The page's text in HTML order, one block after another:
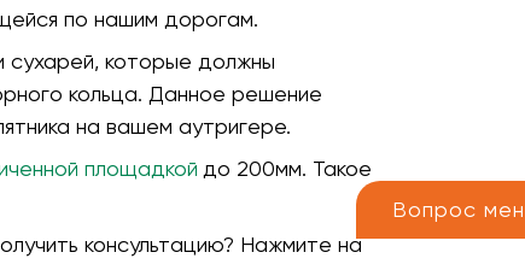
Вопрос
по нашим дорогам.
сухарей, которые должны
кольца. Данное решение
на вашем аутригере.
площадкой до 200мм. Такое
консультацию? Нажмите на